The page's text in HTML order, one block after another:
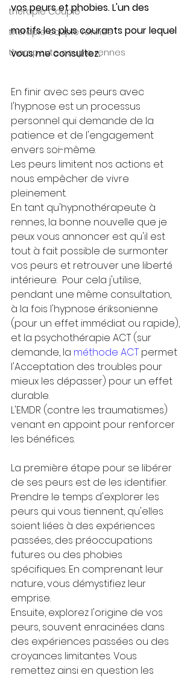
thérapie Couple
thérapie couple rennes
therapeute couple rennes
vos peurs et phobies. L'un des
motifs les plus courants pour lequel
vous me consultez.
En finir avec ses peurs avec
l'hypnose est un processus
personnel qui demande de la
patience et de l'engagement
envers soi-même.
Les peurs limitent nos actions et
nous empêcher de vivre
pleinement.
En tant qu'hypnothérapeute à
rennes, la bonne nouvelle que je
peux vous annoncer est qu'il est
tout à fait possible de surmonter
vos peurs et retrouver une liberté
intérieure.  Pour cela j'utilise,
pendant une même consultation,
à la fois l'hypnose ériksonienne
(pour un effet immédiat ou rapide),
et la psychothérapie ACT (sur
demande, la méthode ACT permet
l'Acceptation des troubles pour
mieux les dépasser) pour un effet
durable.
L'EMDR (contre les traumatismes)
venant en appoint pour renforcer
les bénéfices.
La première étape pour se libérer
de ses peurs est de les identifier.
Prendre le temps d'explorer les
peurs qui vous tiennent, qu'elles
soient liées à des expériences
passées, des préoccupations
futures ou des phobies
spécifiques. En comprenant leur
nature, vous démystifiez leur
emprise.
Ensuite, explorez l'origine de vos
peurs, souvent enracinées dans
des expériences passées ou des
croyances limitantes. Vous
remettez ainsi en question les